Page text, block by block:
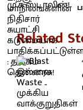
Related